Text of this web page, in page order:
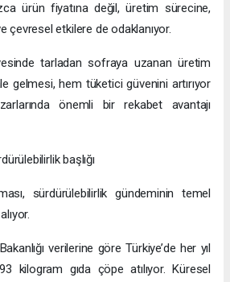
ürün fiyatına değil, üretim sürecine,
çevresel etkilere de odaklanıyor.
tarladan sofraya uzanan üretim
gelmesi, hem tüketici güvenini artırıyor
önemli bir rekabet avantajı
başlığı
sürdürülebilirlik gündeminin temel
verilerine göre Türkiye’de her yıl
kilogram gıda çöpe atılıyor. Küresel